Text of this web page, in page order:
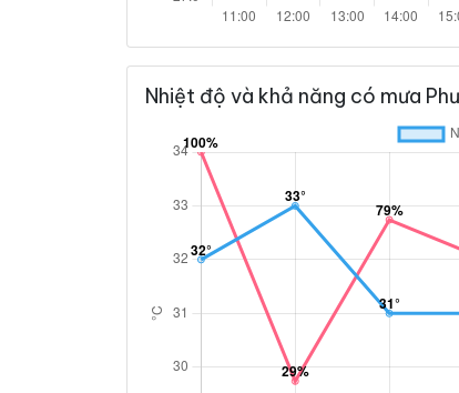
Nhiệt độ và khả năng có mưa